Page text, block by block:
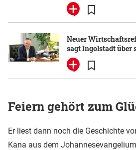
Neuer
sagt Ingolstadt über
Feiern gehört zum
Er liest dann noch die Geschichte
Kana aus dem